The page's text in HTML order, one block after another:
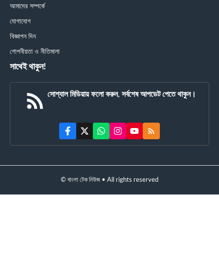
আমাদের সম্পর্কে
যোগাযোগ
বিজ্ঞাপন দিন
গোপনীয়তা ও নীতিমালা
সাথেই থাকুন!
সোশ্যাল মিডিয়ায় ফলো করুন, সর্বশেষ আপডেট পেতে থাকুন।
© বাংলা টেক নিউজ • All rights reserved